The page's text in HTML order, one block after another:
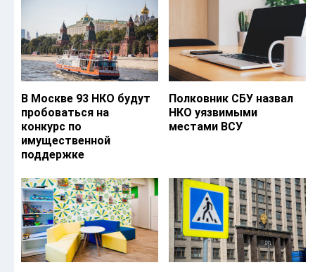
В Москве 93 НКО будут
пробоваться на
конкурс по
имущественной
поддержке
Полковник СБУ назвал
НКО уязвимыми
местами ВСУ